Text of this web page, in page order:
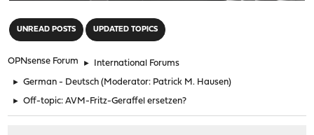
UNREAD POSTS UPDATED TOPICS
OPNsense Forum ► International Forums
► German - Deutsch (Moderator: Patrick M. Hausen)
► Off-topic: AVM-Fritz-Geraffel ersetzen?